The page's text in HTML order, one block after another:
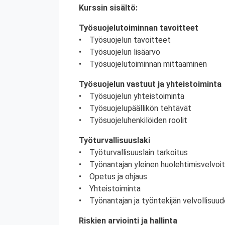
Kurssin sisältö:
Työsuojelutoiminnan tavoitteet
• Työsuojelun tavoitteet
• Työsuojelun lisäarvo
• Työsuojelutoiminnan mittaaminen
Työsuojelun vastuut ja yhteistoiminta
• Työsuojelun yhteistoiminta
• Työsuojelupäällikön tehtävät
• Työsuojeluhenkilöiden roolit
Työturvallisuuslaki
• Työturvallisuuslain tarkoitus
• Työnantajan yleinen
• Opetus ja ohjaus
• Yhteistoiminta
• Työnantajan ja työntekijän
Riskien arviointi ja hallinta